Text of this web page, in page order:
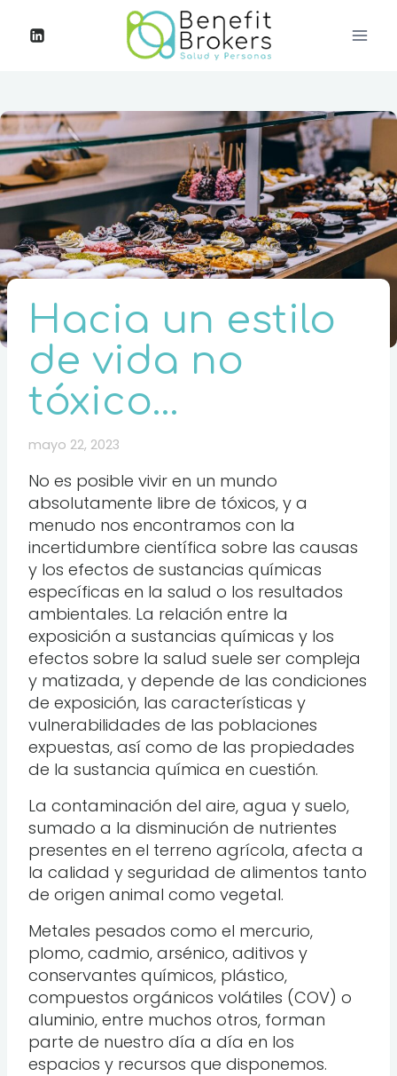
Hacia un estilo
de vida no
tóxico…
mayo 22, 2023
No es posible vivir en un mundo
absolutamente libre de tóxicos, y a
menudo nos encontramos con la
incertidumbre científica sobre las causas
y los efectos de sustancias químicas
específicas en la salud o los resultados
ambientales. La relación entre la
exposición a sustancias químicas y los
efectos sobre la salud suele ser compleja
y matizada, y depende de las condiciones
de exposición, las características y
vulnerabilidades de las poblaciones
expuestas, así como de las propiedades
de la sustancia química en cuestión.
La contaminación del aire, agua y suelo,
sumado a la disminución de nutrientes
presentes en el terreno agrícola, afecta a
la calidad y seguridad de alimentos tanto
de origen animal como vegetal.
Metales pesados como el mercurio,
plomo, cadmio, arsénico, aditivos y
conservantes químicos, plástico,
compuestos orgánicos volátiles (COV) o
aluminio, entre muchos otros, forman
parte de nuestro día a día en los
espacios y recursos que disponemos.